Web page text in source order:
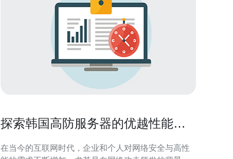
探索韩国高防服务器的优越性能与
在当今的互联网时代，企业和个人对网络安全与高性